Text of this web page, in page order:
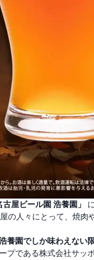
古屋ビール園 浩養園」
の人々にとって、焼
養園でしか味わえない
プである株式会社サ